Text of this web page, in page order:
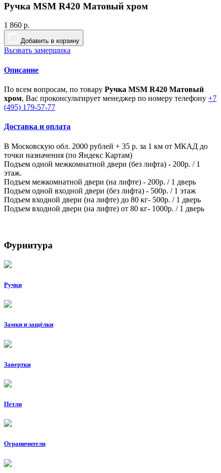
Ручка MSM R420 Матовый хром
1 860 р.
Добавить в корзину
Вызвать замерщика
Описание
По всем вопросам, по товару Ручка MSM R420 Матовый
хром, Вас проконсультирует менеджер по номеру телефону +7
(495) 179-57-77
Доставка и оплата
В Московскую обл. 2000 рублей + 35 р. за 1 км от МКАД до
точки назначения (по Яндекс Картам)
Подъем одной межкомнатной двери (без лифта) - 200р. / 1
этаж.
Подъем межкомнатной двери (на лифте) - 200р. / 1 дверь
Подъем одной входной двери (без лифта) - 500р. / 1 этаж
Подъем входной двери (на лифте) до 80 кг- 500р. / 1 дверь
Подъем входной двери (на лифте) от 80 кг- 1000р. / 1 дверь
Фурнитура
Ручки
Замки и защёлки
Завертки
Петли
Ограничители